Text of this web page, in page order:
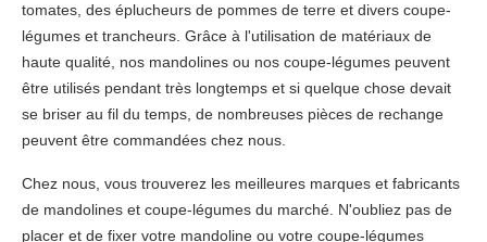
tomates, des éplucheurs de pommes de terre et divers coupe-
légumes et trancheurs. Grâce à l'utilisation de matériaux de
haute qualité, nos mandolines ou nos coupe-légumes peuvent
être utilisés pendant très longtemps et si quelque chose devait
se briser au fil du temps, de nombreuses pièces de rechange
peuvent être commandées chez nous.
Chez nous, vous trouverez les meilleures marques et fabricants
de mandolines et coupe-légumes du marché. N'oubliez pas de
placer et de fixer votre mandoline ou votre coupe-légumes